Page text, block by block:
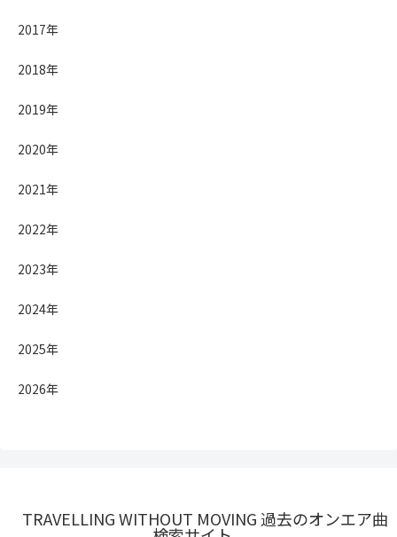
2017年
2018年
2019年
2020年
2021年
2022年
2023年
2024年
2025年
2026年
TRAVELLING WITHOUT MOVING 過去のオンエア曲